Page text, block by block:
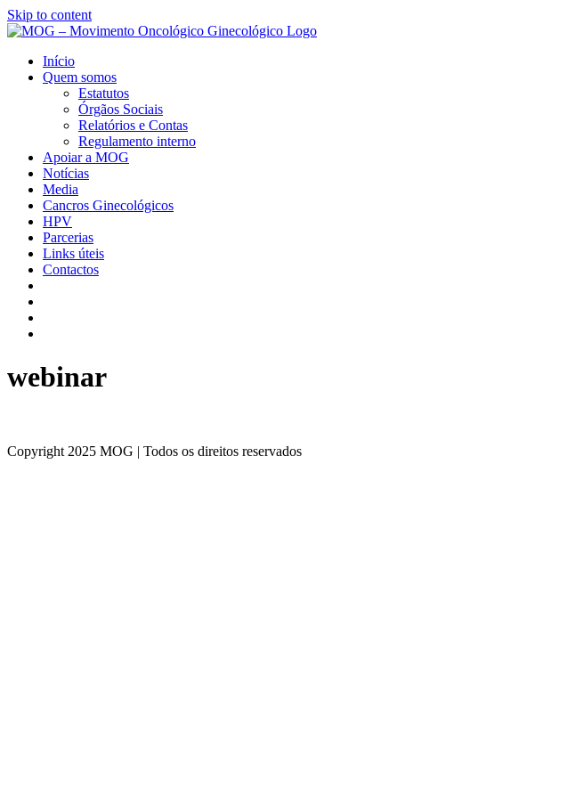
Skip to content
Início
Quem somos
Estatutos
Órgãos Sociais
Relatórios e Contas
Regulamento interno
Apoiar a MOG
Notícias
Media
Cancros Ginecológicos
HPV
Parcerias
Links úteis
Contactos
webinar
Copyright 2025 MOG | Todos os direitos reservados